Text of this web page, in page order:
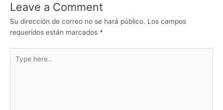
k
er
Leave a Comment
Su dirección de correo no se hará público. Los campos
requeridos están marcados *
here..